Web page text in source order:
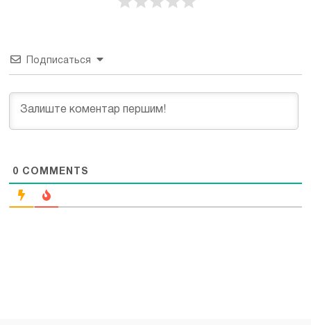
Подписаться
0 COMMENTS